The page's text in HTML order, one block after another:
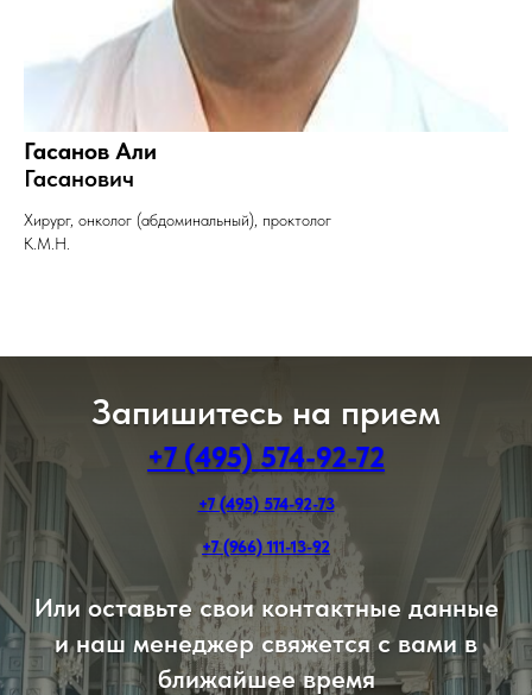
Гасанов Али
Гасанович
Хирург, онколог (абдоминальный), проктолог
К.М.Н.
Запишитесь на прием
+7 (495) 574-92-72
+7 (495) 574-92-73
+7 (966) 111-13-92
Или оставьте свои контактные данные
и наш менеджер свяжется с вами в
ближайшее время